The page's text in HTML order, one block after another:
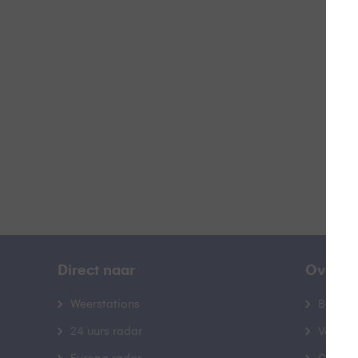
Direct naar
Weerstations
24 uurs radar
Over